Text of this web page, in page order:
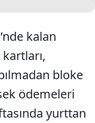
kalan
bloke
ödemeleri
yurttan